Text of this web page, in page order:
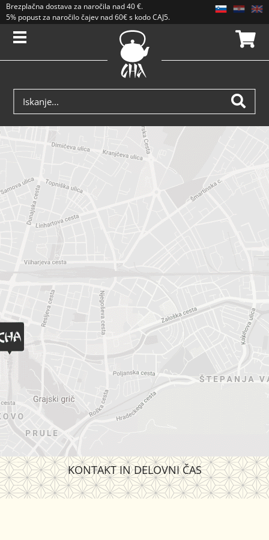
Brezplačna dostava za naročila nad40 €.
5% popust za naročilo čajev nad 60€ s kodo CAJ5. Popusti se ne seštevajo.
KONTAKT IN DELOVNI ČAS